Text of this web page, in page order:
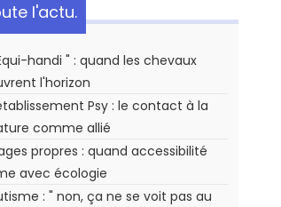
l'actu.
handi " : quand les chevaux
l'horizon
Psy : le contact à la
comme allié
propres : quand accessibilité
avec écologie
: " non, ça ne se voit pas au